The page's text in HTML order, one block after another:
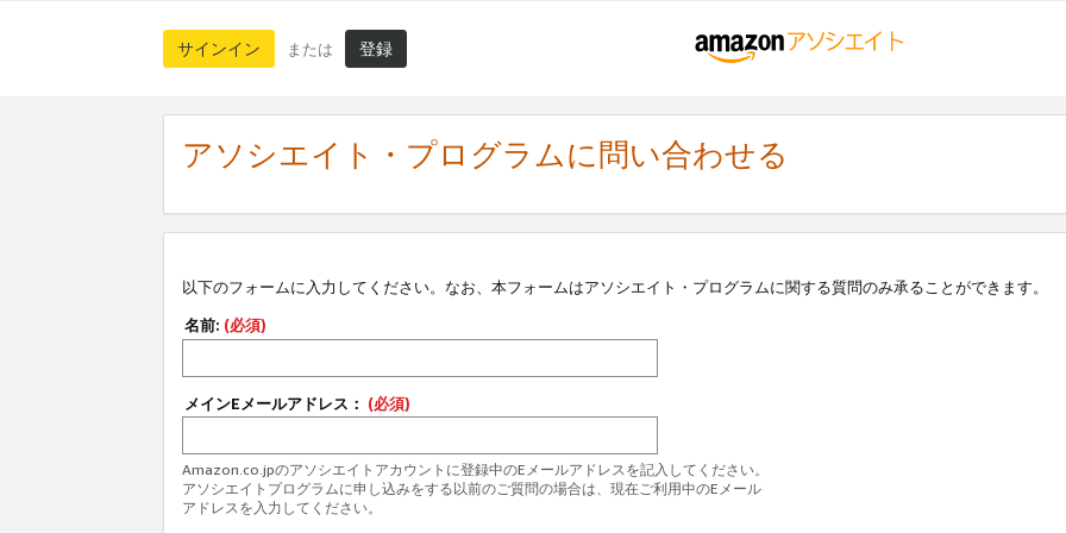
サインイン または 登録
アソシエイト・プログラムに問い合わせる
以下のフォームに入力してください。なお、本フォームはアソシエイト・プログラムに関する質問のみ承ることができます。
名前: (必須)
メインEメールアドレス： (必須)
Amazon.co.jpのアソシエイトアカウントに登録中のEメールアドレスを記入してください。
アソシエイトプログラムに申し込みをする以前のご質問の場合は、現在ご利用中のEメール
アドレスを入力してください。